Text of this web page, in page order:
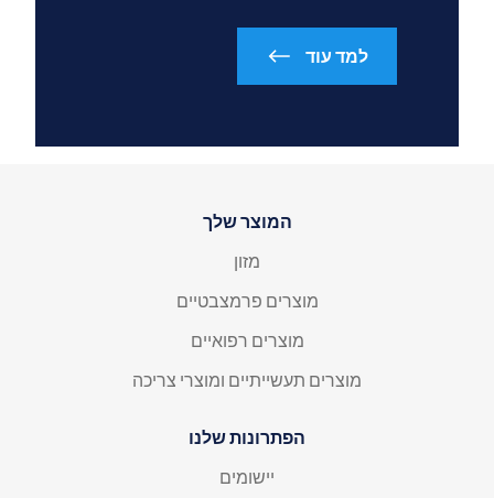
למד עוד
המוצר שלך
מזון
מוצרים פרמצבטיים
מוצרים רפואיים
מוצרים תעשייתיים ומוצרי צריכה
הפתרונות שלנו
יישומים